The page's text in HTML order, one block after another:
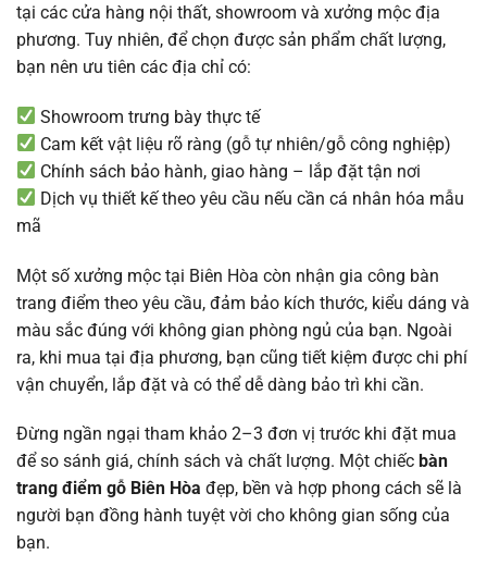
tại các cửa hàng nội thất, showroom và xưởng mộc địa
phương. Tuy nhiên, để chọn được sản phẩm chất lượng,
bạn nên ưu tiên các địa chỉ có:
Showroom trưng bày thực tế
Cam kết vật liệu rõ ràng (gỗ tự nhiên/gỗ công nghiệp)
Chính sách bảo hành, giao hàng – lắp đặt tận nơi
Dịch vụ thiết kế theo yêu cầu nếu cần cá nhân hóa mẫu
mã
Một số xưởng mộc tại Biên Hòa còn nhận gia công bàn
trang điểm theo yêu cầu, đảm bảo kích thước, kiểu dáng và
màu sắc đúng với không gian phòng ngủ của bạn. Ngoài
ra, khi mua tại địa phương, bạn cũng tiết kiệm được chi phí
vận chuyển, lắp đặt và có thể dễ dàng bảo trì khi cần.
Đừng ngần ngại tham khảo 2–3 đơn vị trước khi đặt mua
để so sánh giá, chính sách và chất lượng. Một chiếc bàn
trang điểm gỗ Biên Hòa đẹp, bền và hợp phong cách sẽ là
người bạn đồng hành tuyệt vời cho không gian sống của
bạn.